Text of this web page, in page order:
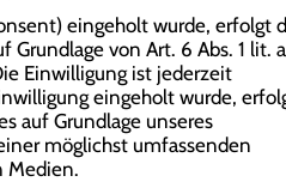
eingeholt wurde, erfolgt
Grundlage von Art. 6 Abs. 1 lit. a
Einwilligung ist jederzeit
eingeholt wurde,
auf Grundlage unseres
möglichst umfassenden
Medien.